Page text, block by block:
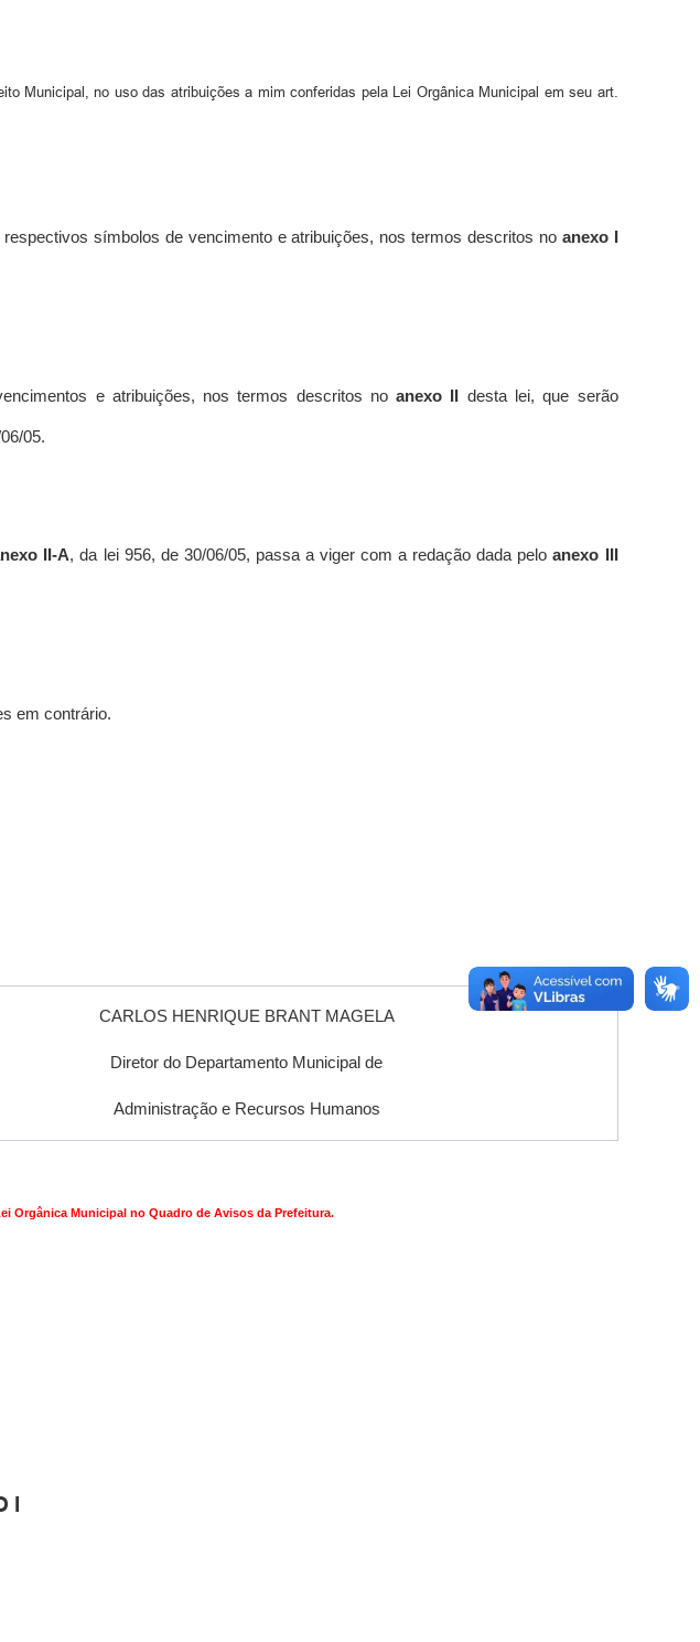
Municipal, no uso das atribuições a mim conferidas pela Lei Orgânica Municipal em seu art.
símbolos de vencimento e atribuições, nos termos descritos no anexo I
e atribuições, nos termos descritos noanexo II desta lei, que serão
05.
II-A, da lei 956, de 30/06/05, passa a viger com a redação dada peloanexo III
em contrário.
CARLOS HENRIQUE BRANT MAGELA
Diretor do Departamento Municipal de
Administração e Recursos Humanos
Orgânica Municipal no Quadro de Avisos da Prefeitura.